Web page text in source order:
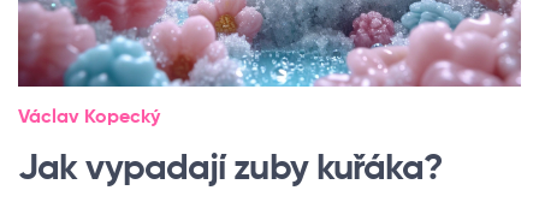
Václav Kopecký
Jak vypadají zuby kuřáka?